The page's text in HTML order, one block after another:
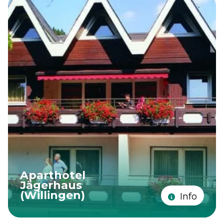
Aparthotel
Jägerhaus
(Willingen) Info